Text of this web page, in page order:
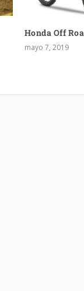
Honda Off
mayo 7, 2019